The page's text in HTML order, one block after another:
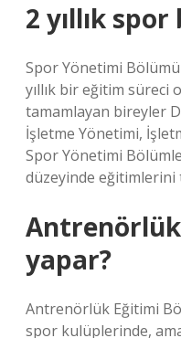
2 yıllık
Spor Yönetimi
yıllık bir eğitim
tamamlayan bireyler
İşletme Yönetimi,
Spor Yönetimi
düzeyinde
Antrenörlük
yapar?
Antrenörlük Eğitimi
spor kulüplerinde,